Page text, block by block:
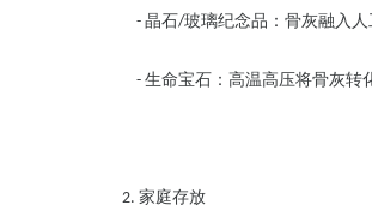
- 晶石/玻璃纪念品：骨灰融入
- 生命宝石：高温高压将骨灰转
2. 家庭存放